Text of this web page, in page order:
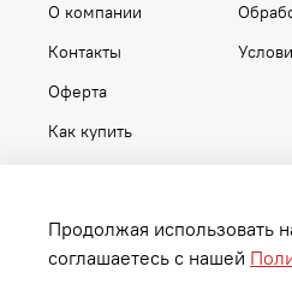
О компании
Контакты
Оферта
Как купить
Продолжая использовать
соглашаетесь с нашей